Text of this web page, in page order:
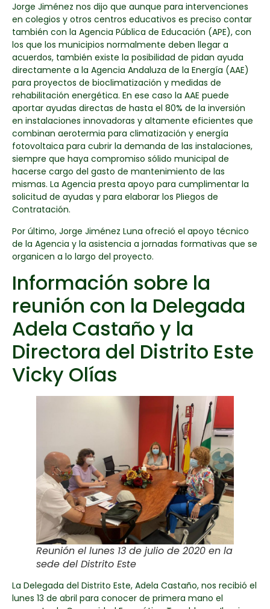
Jorge Jiménez nos dijo que aunque para intervenciones
en colegios y otros centros educativos es preciso contar
también con la Agencia Pública de Educación (APE), con
los que los municipios normalmente deben llegar a
acuerdos, también existe la posibilidad de pidan ayuda
directamente a la Agencia Andaluza de la Energía (AAE)
para proyectos de bioclimatización y medidas de
rehabilitación energética. En ese caso la AAE puede
aportar ayudas directas de hasta el 80% de la inversión
en instalaciones innovadoras y altamente eficientes que
combinan aerotermia para climatización y energía
fotovoltaica para cubrir la demanda de las instalaciones,
siempre que haya compromiso sólido municipal de
hacerse cargo del gasto de mantenimiento de las
mismas. La Agencia presta apoyo para cumplimentar la
solicitud de ayudas y para elaborar los Pliegos de
Contratación.
Por último, Jorge Jiménez Luna ofreció el apoyo técnico
de la Agencia y la asistencia a jornadas formativas que se
organicen a lo largo del proyecto.
Información sobre la
reunión con la Delegada
Adela Castaño y la
Directora del Distrito Este
Vicky Olías
Reunión el lunes 13 de julio de 2020 en la
sede del Distrito Este
La Delegada del Distrito Este, Adela Castaño, nos recibió el
lunes 13 de abril para conocer de primera mano el